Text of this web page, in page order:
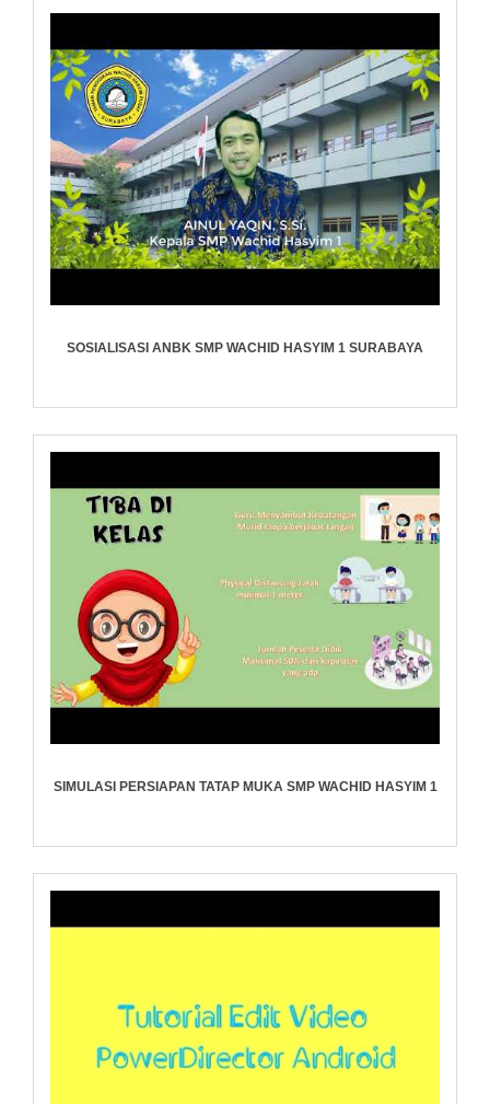
SOSIALISASI ANBK SMP WACHID HASYIM 1 SURABAYA
SIMULASI PERSIAPAN TATAP MUKA SMP WACHID HASYIM 1